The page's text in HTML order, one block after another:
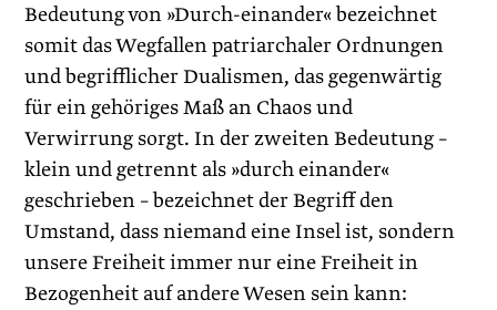
Bedeutung von »Durch-einander« bezeichnet
somit das Wegfallen patriarchaler Ordnungen
und begrifflicher Dualismen, das gegenwärtig
für ein gehöriges Maß an Chaos und
Verwirrung sorgt. In der zweiten Bedeutung –
klein und getrennt als »durch einander«
geschrieben – bezeichnet der Begriff den
Umstand, dass niemand eine Insel ist, sondern
unsere Freiheit immer nur eine Freiheit in
Bezogenheit auf andere Wesen sein kann: